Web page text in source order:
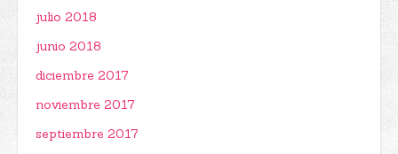
julio 2018
junio 2018
diciembre 2017
noviembre 2017
septiembre 2017